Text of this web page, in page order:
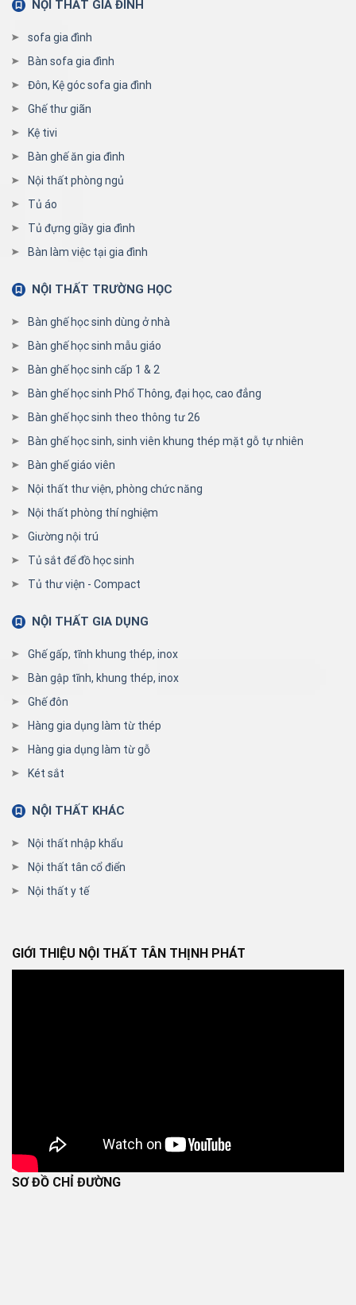
NỘI THẤT GIA ĐÌNH
sofa gia đình
Bàn sofa gia đình
Đôn, Kệ góc sofa gia đình
Ghế thư giãn
Kệ tivi
Bàn ghế ăn gia đình
Nội thất phòng ngủ
Tủ áo
Tủ đựng giầy gia đình
Bàn làm việc tại gia đình
NỘI THẤT TRƯỜNG HỌC
Bàn ghế học sinh dùng ở nhà
Bàn ghế học sinh mẫu giáo
Bàn ghế học sinh cấp 1 & 2
Bàn ghế học sinh Phổ Thông, đại học, cao đẳng
Bàn ghế học sinh theo thông tư 26
Bàn ghế học sinh, sinh viên khung thép mặt gỗ tự nhiên
Bàn ghế giáo viên
Nội thất thư viện, phòng chức năng
Nội thất phòng thí nghiệm
Giường nội trú
Tủ sắt để đồ học sinh
Tủ thư viện - Compact
NỘI THẤT GIA DỤNG
Ghế gấp, tĩnh khung thép, inox
Bàn gập tĩnh, khung thép, inox
Ghế đôn
Hàng gia dụng làm từ thép
Hàng gia dụng làm từ gỗ
Két sắt
NỘI THẤT KHÁC
Nội thất nhập khẩu
Nội thất tân cổ điển
Nội thất y tế
GIỚI THIỆU NỘI THẤT TÂN THỊNH PHÁT
SƠ ĐỒ CHỈ ĐƯỜNG